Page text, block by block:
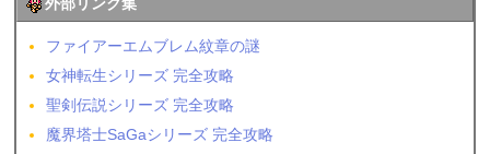
外部リンク集
ファイアーエムブレム紋章の謎
女神転生シリーズ 完全攻略
聖剣伝説シリーズ 完全攻略
魔界塔士SaGaシリーズ 完全攻略